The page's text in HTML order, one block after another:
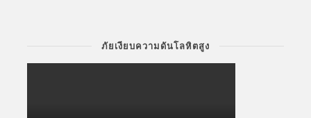
ภัยเงียบความดันโลหิตสูง